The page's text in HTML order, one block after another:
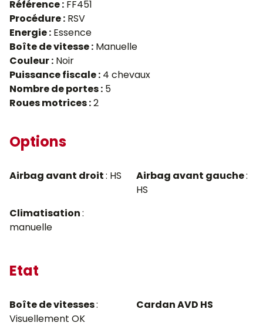
Référence : FF451
Procédure : RSV
Energie : Essence
Boîte de vitesse : Manuelle
Couleur : Noir
Puissance fiscale : 4 chevaux
Nombre de portes : 5
Roues motrices :2
Options
Airbag avant droit: HS Airbag avant gauche:
HS
Climatisation:
manuelle
Etat
Boîte de vitesses:
Visuellement OK
Cardan AVD HS